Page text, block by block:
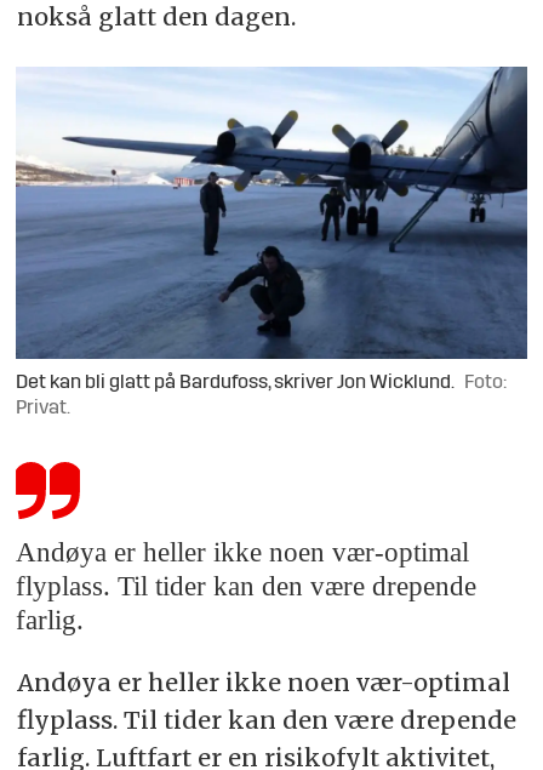
nokså glatt den dagen.
Det kan bli glatt på Bardufoss, skriver Jon Wicklund.
Foto:
Privat.
Andøya er heller ikke noen vær-optimal
flyplass. Til tider kan den være drepende
farlig.
Andøya er heller ikke noen vær-optimal
flyplass. Til tider kan den være drepende
farlig. Luftfart er en risikofylt aktivitet,